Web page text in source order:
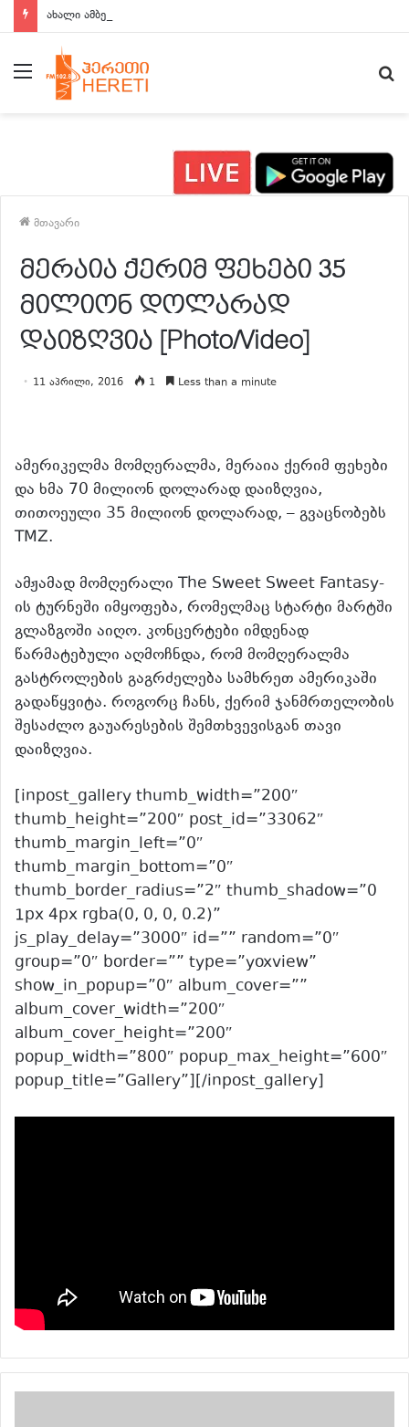
ახალი ამბები 15:00 საათზე
მენიუ
მთავარი
მერაია ქერიმ ფეხები 35
მილიონ დოლარად
დაიზღვია [Photo/Video]
11 აპრილი, 2016 1 Less than a minute
ამერიკელმა მომღერალმა, მერაია ქერიმ ფეხები
და ხმა 70 მილიონ დოლარად დაიზღვია,
თითოეული 35 მილიონ დოლარად, – გვაცნობებს
TMZ.
ამჟამად მომღერალი The Sweet Sweet Fantasy-
ის ტურნეში იმყოფება, რომელმაც სტარტი მარტში
გლაზგოში აიღო. კონცერტები იმდენად
წარმატებული აღმოჩნდა, რომ მომღერალმა
გასტროლების გაგრძელება სამხრეთ ამერიკაში
გადაწყვიტა. როგორც ჩანს, ქერიმ ჯანმრთელობის
შესაძლო გაუარესების შემთხვევისგან თავი
დაიზღვია.
[inpost_gallery thumb_width=”200″
thumb_height=”200″ post_id=”33062″
thumb_margin_left=”0″
thumb_margin_bottom=”0″
thumb_border_radius=”2″ thumb_shadow=”0
1px 4px rgba(0, 0, 0, 0.2)”
js_play_delay=”3000″ id=”” random=”0″
group=”0″ border=”” type=”yoxview”
show_in_popup=”0″ album_cover=””
album_cover_width=”200″
album_cover_height=”200″
popup_width=”800″ popup_max_height=”600″
popup_title=”Gallery”][/inpost_gallery]